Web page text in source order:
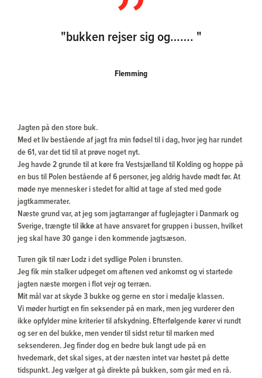
"bukken rejser sig og……. "
Flemming
Jagten på den store buk.
Med et liv bestående af jagt fra min fødsel til i dag, hvor jeg har rundet
de 61, var det tid til at prøve noget nyt.
Jeg havde 2 grunde til at køre fra Vestsjælland til Kolding og hoppe på
en bus til Polen bestående af 6 personer, jeg aldrig havde mødt før. At
møde nye mennesker i stedet for altid at tage af sted med gode
jagtkammerater.
Næste grund var, at jeg som jagtarrangør af fuglejagter i Danmark og
Sverige, trængte tilikkeat have ansvaret for gruppen i bussen, hvilket
jeg skal have 30 gange i den kommende jagtsæson.
Turen gik til nær Lodz i det sydlige Polen i brunsten.
Jeg fik min stalker udpeget om aftenen ved ankomst og vi startede
jagten næste morgen i flot vejr og terræn.
Mit mål var at skyde 3 bukke og gerne en stor i medalje klassen.
Vi møder hurtigt en fin seksender på en mark, men jeg vurderer den
ikke opfylder mine kriterier til afskydning. Efterfølgende kører vi rundt
og ser en del bukke, men vender til sidst retur til marken med
seksenderen. Jeg finder dog en bedre buk langt ude på en
hvedemark, det skal siges, at der næsten intet var høstet på dette
tidspunkt. Jeg vælger at gå direkte på bukken, som går med en rå.